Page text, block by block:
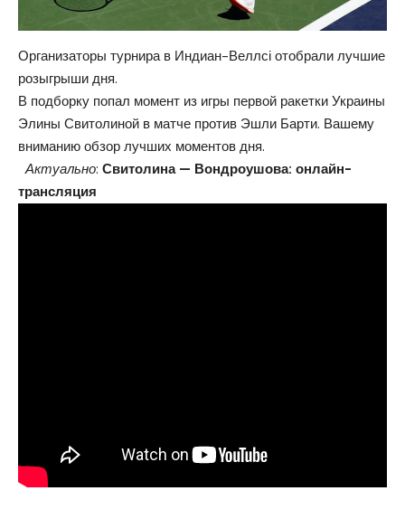
Организаторы турнира в Индиан-Веллсі отобрали лучшие
розыгрыши дня.
В подборку попал момент из игры первой ракетки Украины
Элины Свитолиной в матче против Эшли Барти. Вашему
вниманию обзор лучших моментов дня.
Актуально: Свитолина — Вондроушова: онлайн-
трансляция